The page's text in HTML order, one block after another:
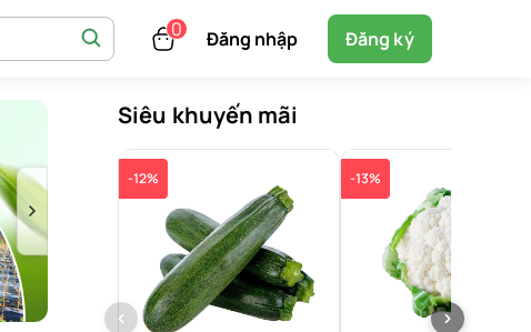
Đăng nhập Đăng ký
Siêu khuyến mãi
-12% -13%